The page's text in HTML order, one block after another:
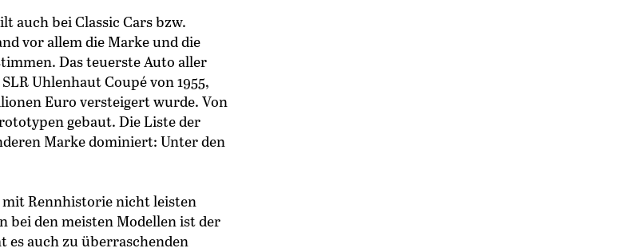
auch bei Classic Cars bzw.
vor allem die Marke und die
Das teuerste Auto aller
Uhlenhaut Coupé von 1955,
Euro versteigert wurde. Von
gebaut. Die Liste der
Marke dominiert: Unter den
mit Rennhistorie nicht leisten
bei den meisten Modellen ist der
es auch zu überraschenden